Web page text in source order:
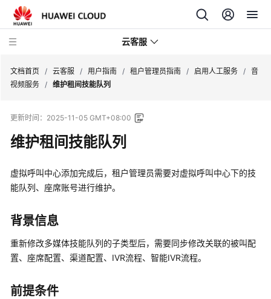
云客服
品
介
绍
快
速
门
用
户
南
文档首页 / 云客服 / 用户指南 / 租户管理员指南 / 启用人工服务 / 音
视频服务 / 维护租间技能队列
更新时间： 2025-11-05 GMT+08:00
维护租间技能队列
虚拟呼叫中心添加完成后，租户管理员需要对虚拟呼叫中心下的技
能队列、座席账号进行维护。
背景信息
重新修改多媒体技能队列的子类型后，需要同步修改关联的被叫配
置、座席配置、渠道配置、IVR流程、智能IVR流程。
前提条件